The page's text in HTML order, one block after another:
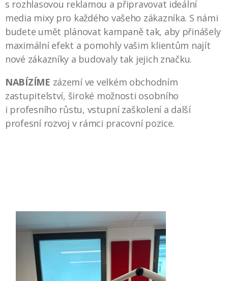
s rozhlasovou reklamou a připravovat ideální
media mixy pro každého vašeho zákazníka. S námi
budete umět plánovat kampaně tak, aby přinášely
maximální efekt a pomohly vašim klientům najít
nové zákazníky a budovaly tak jejich značku.
NABÍZÍME zázemí ve velkém obchodním
zastupitelství, široké možnosti osobního
i profesního růstu, vstupní zaškolení a další
profesní rozvoj v rámci pracovní pozice.